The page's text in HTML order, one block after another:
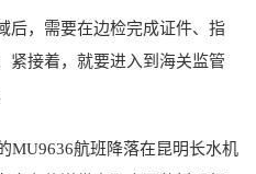
后，需要在边检完成证件、指
紧接着，就要进入到海关监管
MU9636航班降落在昆明长水机